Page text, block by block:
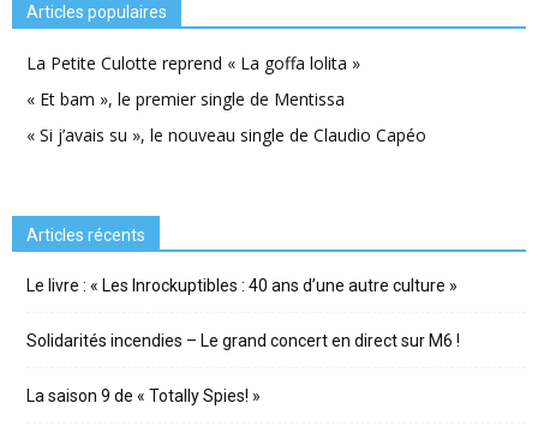
Articles populaires
La Petite Culotte reprend « La goffa lolita »
« Et bam », le premier single de Mentissa
« Si j’avais su », le nouveau single de Claudio Capéo
Articles récents
Le livre : « Les Inrockuptibles : 40 ans d’une autre culture »
Solidarités incendies – Le grand concert en direct sur M6 !
La saison 9 de « Totally Spies! »